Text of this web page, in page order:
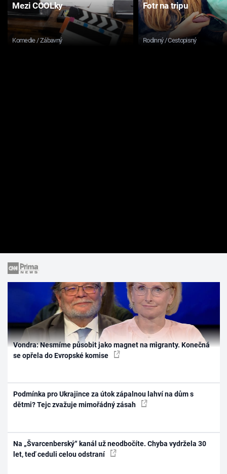
Mezi COOLky
Komedie / Zábavný
Fotr na tripu
Rodinný / Cestopisný
Vondra: Nesmíme působit jako magnet na migranty. Konečná
se opřela do Evropské komise
Podmínka pro Ukrajince za útok zápalnou lahví na dům s
dětmi? Tejc zvažuje mimořádný zásah
Na „Švarcenberský“ kanál už neodbočíte. Chyba vydržela 30
let, teď ceduli celou odstraní